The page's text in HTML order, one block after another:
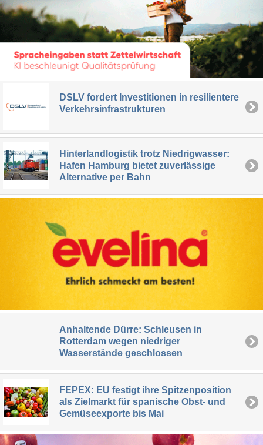
DSLV fordert Investitionen in resilientere
Verkehrsinfrastrukturen
Hinterlandlogistik trotz Niedrigwasser:
Hafen Hamburg bietet zuverlässige
Alternative per Bahn
Anhaltende Dürre: Schleusen in
Rotterdam wegen niedriger
Wasserstände geschlossen
FEPEX: EU festigt ihre Spitzenposition
als Zielmarkt für spanische Obst- und
Gemüseexporte bis Mai